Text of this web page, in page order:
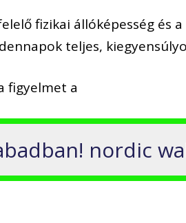
fizikai állóképesség és
teljes,
figyelmet a
nordic